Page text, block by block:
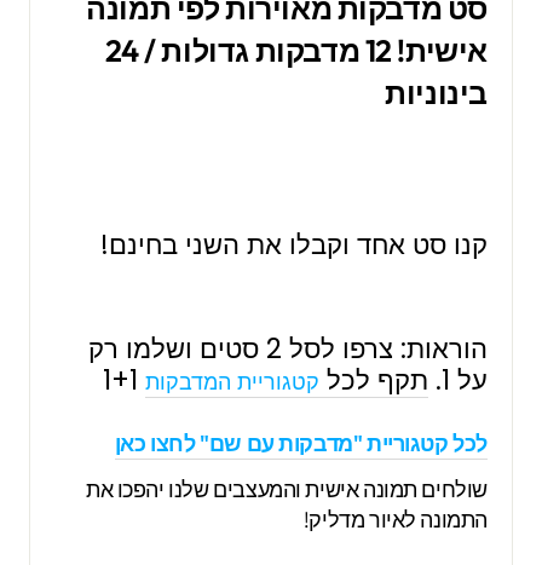
סט מדבקות מאוירות לפי תמונה
אישית! 12 מדבקות גדולות / 24
בינוניות
קנו סט אחד וקבלו את השני בחינם!
הוראות: צרפו לסל 2 סטים ושלמו רק
על 1.
תקף לכל קטגוריית המדבקות1+1
לכל קטגוריית "מדבקות עם שם" לחצו כאן
שולחים תמונה אישית והמעצבים שלנו יהפכו את
התמונה לאיור מדליק!